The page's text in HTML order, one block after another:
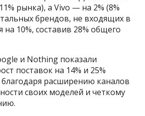
рынка), а Vivo — на 2% (8%
брендов, не входящих в
на 10%, составив 28% общего
и Nothing показали
поставок на 14% и 25%
благодаря расширению каналов
своих моделей и четкому